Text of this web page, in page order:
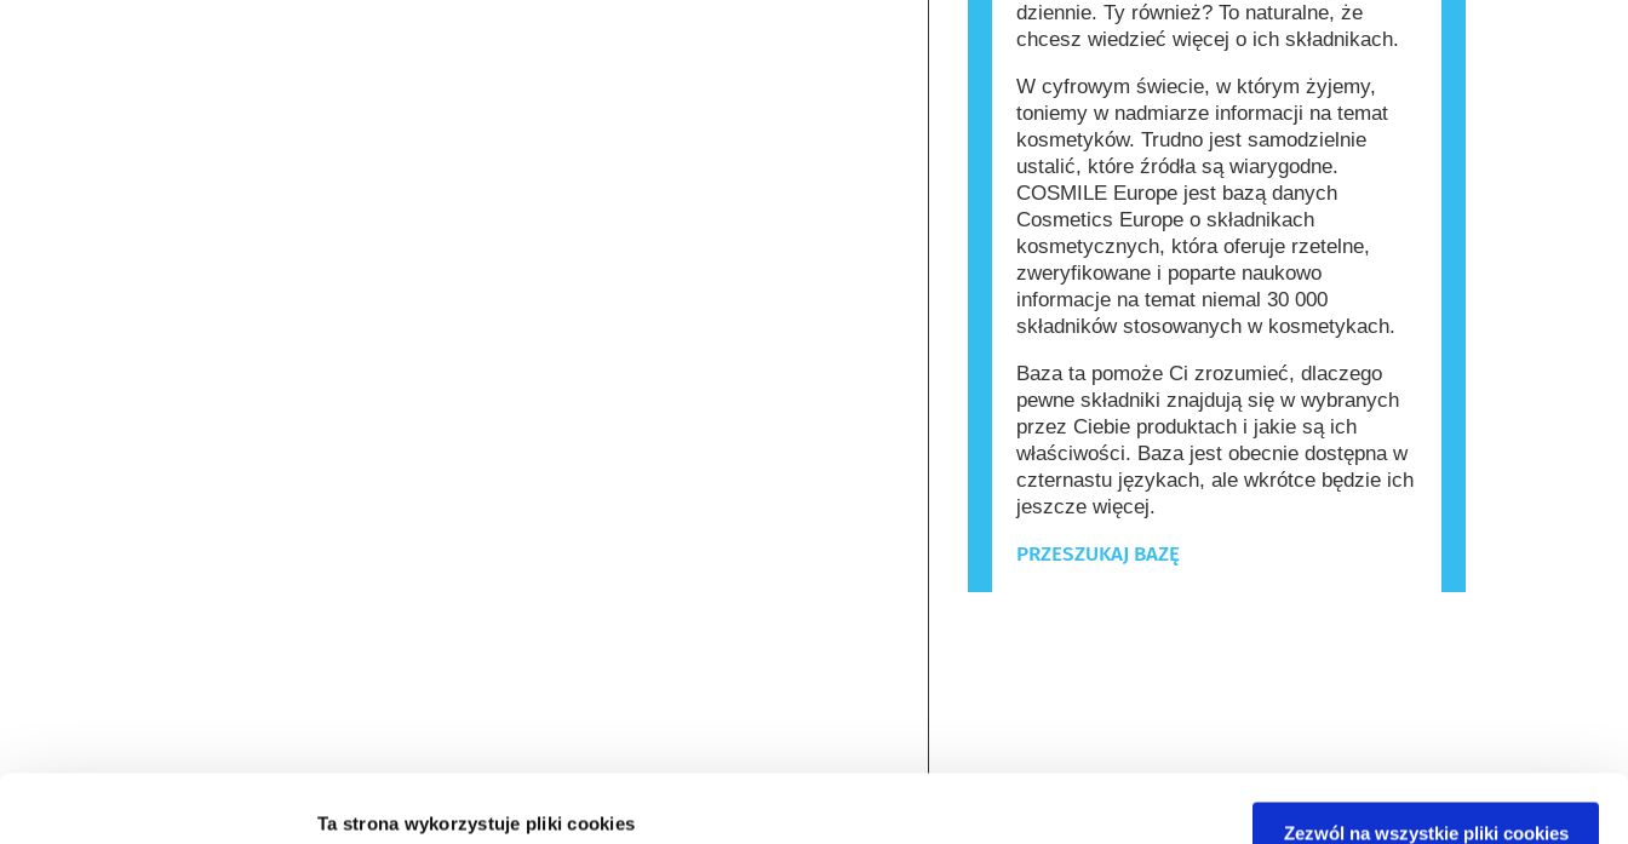
Ta strona wykorzystuje pliki cookies Zezwól na wszystkie pliki cookies
dziennie. Ty również? To naturalne, że
chcesz wiedzieć więcej o ich składnikach.
W cyfrowym świecie, w którym żyjemy,
toniemy w nadmiarze informacji na temat
kosmetyków. Trudno jest samodzielnie
ustalić, które źródła są wiarygodne.
COSMILE Europe jest bazą danych
Cosmetics Europe o składnikach
kosmetycznych, która oferuje rzetelne,
zweryfikowane i poparte naukowo
informacje na temat niemal 30 000
składników stosowanych w kosmetykach.
Baza ta pomoże Ci zrozumieć, dlaczego
pewne składniki znajdują się w wybranych
przez Ciebie produktach i jakie są ich
właściwości. Baza jest obecnie dostępna w
czternastu językach, ale wkrótce będzie ich
jeszcze więcej.
PRZESZUKAJ BAZĘ